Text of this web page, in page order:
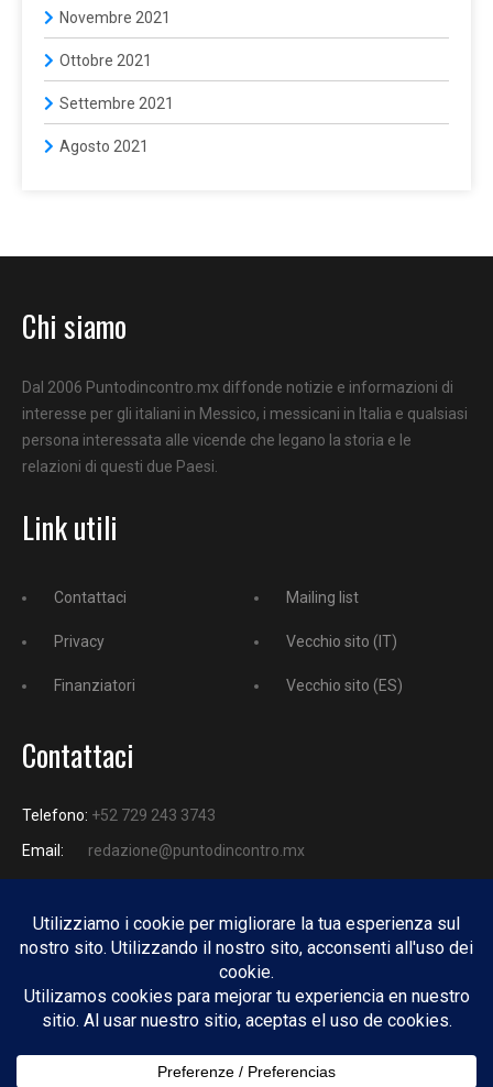
Novembre 2021
Ottobre 2021
Settembre 2021
Agosto 2021
Chi siamo
Dal 2006 Puntodincontro.mx diffonde notizie e informazioni di
interesse per gli italiani in Messico, i messicani in Italia e qualsiasi
persona interessata alle vicende che legano la storia e le
relazioni di questi due Paesi.
Link utili
Contattaci
Privacy
Finanziatori
Mailing list
Vecchio sito (IT)
Vecchio sito (ES)
Contattaci
Telefono: +52 729 243 3743
Email:
redazione@puntodincontro.mx
PUNTODINCONTRO